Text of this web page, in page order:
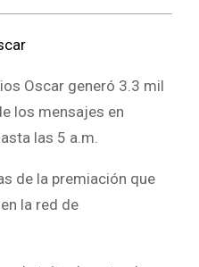
Oscar generó 3.3 mil
los mensajes en
las 5 a.m.
de la premiación que
la red de